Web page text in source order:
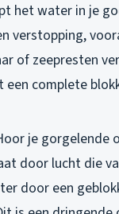
het water in je
verstopping,
of zeepresten
complete
je gorgelende
door lucht die
door een